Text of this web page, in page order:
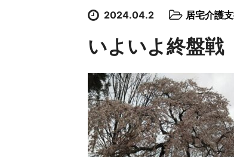
2024.04.2 居宅介護
いよいよ終盤戦